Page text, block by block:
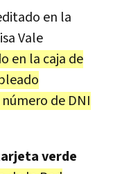
en la
Vale
en la caja de
de DNI
verde